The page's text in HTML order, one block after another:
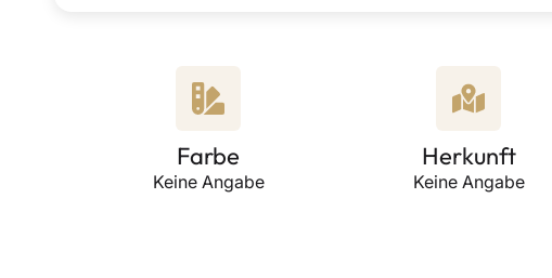
Farbe
Keine Angabe
Herkunft
Keine Angabe